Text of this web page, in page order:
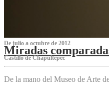
De julio a octubre de 2012
Miradas
Castillo de Chapultepec
De la mano del Museo de Arte